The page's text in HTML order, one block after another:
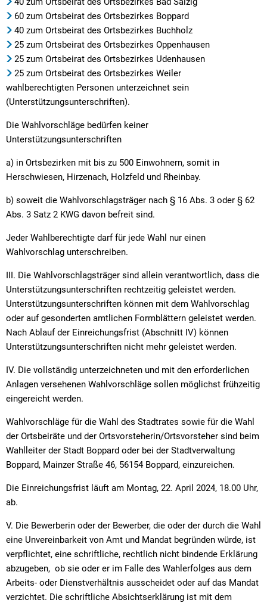
60 zum Ortsbeirat des Ortsbezirkes Boppard
40 zum Ortsbeirat des Ortsbezirkes Buchholz
25 zum Ortsbeirat des Ortsbezirkes Oppenhausen
25 zum Ortsbeirat des Ortsbezirkes Udenhausen
25 zum Ortsbeirat des Ortsbezirkes Weiler
wahlberechtigten Personen unterzeichnet sein
(Unterstützungsunterschriften).
Die Wahlvorschläge bedürfen keiner
Unterstützungsunterschriften
a) in Ortsbezirken mit bis zu 500 Einwohnern, somit in
Herschwiesen, Hirzenach, Holzfeld und Rheinbay.
b) soweit die Wahlvorschlagsträger nach § 16 Abs. 3 oder § 62
Abs. 3 Satz 2 KWG davon befreit sind.
Jeder Wahlberechtigte darf für jede Wahl nur einen
Wahlvorschlag unterschreiben.
III. Die Wahlvorschlagsträger sind allein verantwortlich, dass die
Unterstützungsunterschriften rechtzeitig geleistet werden.
Unterstützungsunterschriften können mit dem Wahlvorschlag
oder auf gesonderten amtlichen Formblättern geleistet werden.
Nach Ablauf der Einreichungsfrist (Abschnitt IV) können
Unterstützungsunterschriften nicht mehr geleistet werden.
IV. Die vollständig unterzeichneten und mit den erforderlichen
Anlagen versehenen Wahlvorschläge sollen möglichst frühzeitig
eingereicht werden.
Wahlvorschläge für die Wahl des Stadtrates sowie für die Wahl
der Ortsbeiräte und der Ortsvorsteherin/Ortsvorsteher sind beim
Wahlleiter der Stadt Boppard oder bei der Stadtverwaltung
Boppard, Mainzer Straße 46, 56154 Boppard, einzureichen.
Die Einreichungsfrist läuft am Montag, 22. April 2024, 18.00 Uhr,
ab.
V. Die Bewerberin oder der Bewerber, die oder der durch die Wahl
eine Unvereinbarkeit von Amt und Mandat begründen würde, ist
verpflichtet, eine schriftliche, rechtlich nicht bindende Erklärung
abzugeben, ob sie oder er im Falle des Wahlerfolges aus dem
Arbeits- oder Dienstverhältnis ausscheidet oder auf das Mandat
verzichtet. Die schriftliche Absichtserklärung ist mit dem